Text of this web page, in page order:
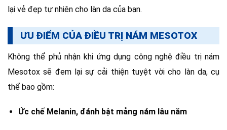
lại vẻ đẹp tự nhiên cho làn da của bạn.
ƯU ĐIỂM CỦA ĐIỀU TRỊ NÁM MESOTOX
Không thể phủ nhận khi ứng dụng công nghệ điều trị nám
Mesotox sẽ đem lại sự cải thiện tuyệt vời cho làn da, cụ
thể bao gồm:
Ức chế Melanin, đánh bật mảng nám lâu năm